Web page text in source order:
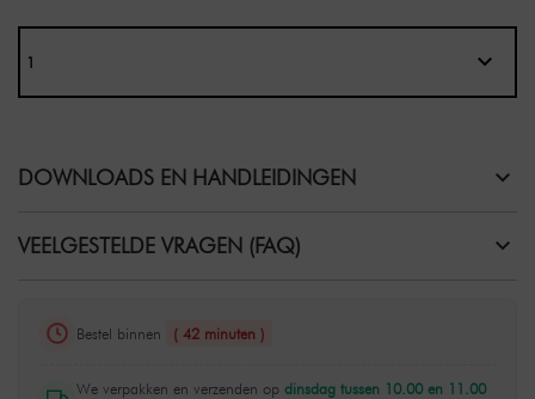
DOWNLOADS EN HANDLEIDINGEN
VEELGESTELDE VRAGEN (FAQ)
Bestel binnen ( 42 minuten )
We verpakken en verzenden op dinsdag tussen 10.00 en 11.00